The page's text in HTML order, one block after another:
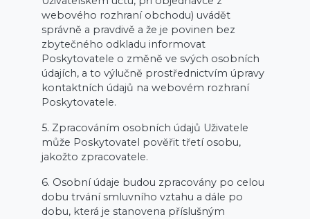
webového rozhraní obchodu) uvádět
správně a pravdivě a že je povinen bez
zbytečného odkladu informovat
Poskytovatele o změně ve svých osobních
údajích, a to výlučně prostřednictvím úpravy
kontaktních údajů na webovém rozhraní
Poskytovatele.
5. Zpracováním osobních údajů Uživatele
může Poskytovatel pověřit třetí osobu,
jakožto zpracovatele.
6. Osobní údaje budou zpracovány po celou
dobu trvání smluvního vztahu a dále po
dobu, která je stanovena příslušným